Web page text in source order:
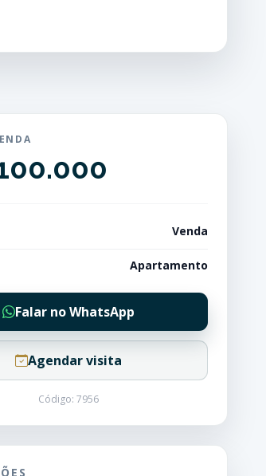
Venda
Apartamento
Falar no WhatsApp
Agendar visita
Código: 7956